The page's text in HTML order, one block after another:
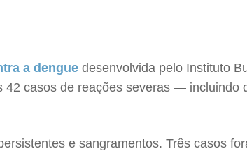
a dengue desenvolvida pelo Instituto
casos de reações severas — incluindo
e sangramentos. Três casos